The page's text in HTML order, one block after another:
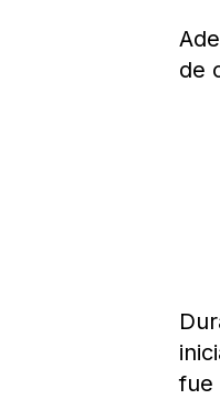
de
fue